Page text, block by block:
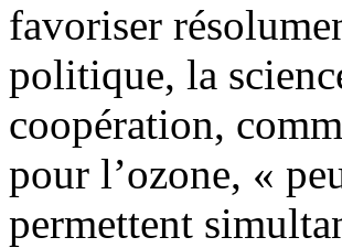
favoriser
politique, la
coopération,
pour l’ozone, «
permettent